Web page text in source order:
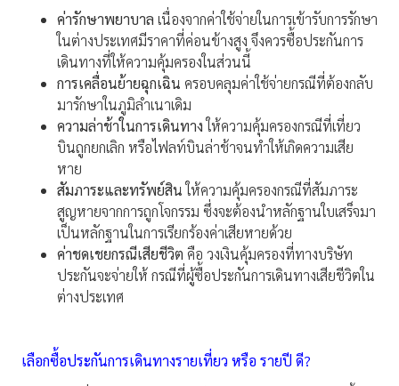
ค่ารักษาพยาบาล เนื่องจากค่าใช้จ่ายในการเข้ารับการรักษา
ในต่างประเทศมีราคาที่ค่อนข้างสูง จึงควรซื้อประกันการ
เดินทางที่ให้ความคุ้มครองในส่วนนี้
การเคลื่อนย้ายฉุกเฉิน ครอบคลุมค่าใช้จ่ายกรณีที่ต้องกลับ
มารักษาในภูมิลำเนาเดิม
ความล่าช้าในการเดินทางให้ความคุ้มครองกรณีที่เที่ยว
บินถูกยกเลิก หรือไฟลท์บินล่าช้าจนทำให้เกิดความเสีย
หาย
สัมภาระและทรัพย์สินให้ความคุ้มครองกรณีที่สัมภาระ
สูญหายจากการถูกโจกรรม ซึ่งจะต้องนำหลักฐานใบเสร็จมา
เป็นหลักฐานในการเรียกร้องค่าเสียหายด้วย
ค่าชดเชยกรณีเสียชีวิต คือ วงเงินคุ้มครองที่ทางบริษัท
ประกันจะจ่ายให้ กรณีที่ผู้ซื้อประกันการเดินทางเสียชีวิตใน
ต่างประเทศ
เลือกซื้อประกันการเดินทางรายเที่ยว หรือ รายปี ดี?